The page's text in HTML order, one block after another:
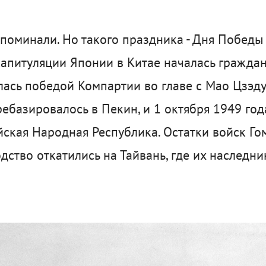
Но такого праздника - Дня
Японии в Китае началась
победой Компартии во главе с Мао
в Пекин, и 1 октября 1949
Народная Республика. Остатки войск
откатились на Тайвань, где их